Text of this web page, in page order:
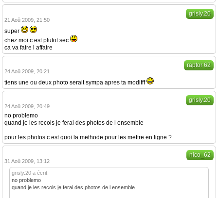
grisly.20
21 Aoû 2009, 21:50
super
chez moi c est plutot sec
ca va faire l affaire
raptor 62
24 Aoû 2009, 20:21
tiens une ou deux photo serait sympa apres ta modifff
grisly.20
24 Aoû 2009, 20:49
no problemo
quand je les recois je ferai des photos de l ensemble
pour les photos c est quoi la methode pour les mettre en ligne ?
nico_62
31 Aoû 2009, 13:12
grisly.20 a écrit:
no problemo
quand je les recois je ferai des photos de l ensemble